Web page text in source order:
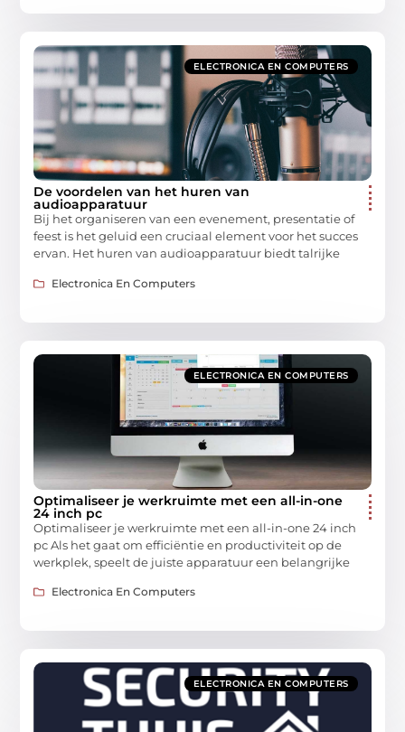
ELECTRONICA EN COMPUTERS
De voordelen van het huren van
audioapparatuur
Bij het organiseren van een evenement, presentatie of
feest is het geluid een cruciaal element voor het succes
ervan. Het huren van audioapparatuur biedt talrijke
Electronica En Computers
ELECTRONICA EN COMPUTERS
Optimaliseer je werkruimte met een all-in-one
24 inch pc
Optimaliseer je werkruimte met een all-in-one 24 inch
pc Als het gaat om efficiëntie en productiviteit op de
werkplek, speelt de juiste apparatuur een belangrijke
Electronica En Computers
ELECTRONICA EN COMPUTERS